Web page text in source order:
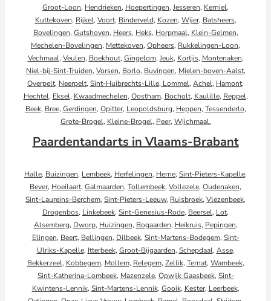
Groot-Loon, Hendrieken, Hoepertingen, Jesseren, Kerniel,
Kuttekoven, Rijkel, Voort, Binderveld, Kozen, Wijer, Batsheers,
Bovelingen, Gutshoven, Heers, Heks, Horpmaal, Klein-Gelmen,
Mechelen-Bovelingen, Mettekoven, Opheers, Rukkelingen-Loon,
Vechmaal, Veulen, Boekhout, Gingelom, Jeuk, Kortijs, Montenaken,
Niel-bij-Sint-Truiden, Vorsen, Borlo, Buvingen, Mielen-boven-Aalst,
Overpelt, Neerpelt, Sint-Huibrechts-Lille, Lommel, Achel, Hamont,
Hechtel, Eksel, Kwaadmechelen, Oostham, Bocholt, Kaulille, Reppel,
Beek, Bree, Gerdingen, Opitter, Leopoldsburg, Heppen, Tessenderlo,
Grote-Brogel, Kleine-Brogel, Peer, Wijchmaal.
Paardentandarts in Vlaams-Brabant
Halle, Buizingen, Lembeek, Herfelingen, Herne, Sint-Pieters-Kapelle,
Bever, Hoeilaart, Galmaarden, Tollembeek, Vollezele, Oudenaken,
Sint-Laureins-Berchem, Sint-Pieters-Leeuw, Ruisbroek, Vlezenbeek,
Drogenbos, Linkebeek, Sint-Genesius-Rode, Beersel, Lot,
Alsemberg, Dworp, Huizingen, Bogaarden, Heikruis, Pepingen,
Elingen, Beert, Bellingen, Dilbeek, Sint-Martens-Bodegem, Sint-
Ulriks-Kapelle, Itterbeek, Groot-Bijgaarden, Schepdaal, Asse,
Bekkerzeel, Kobbegem, Mollem, Relegem, Zellik, Ternat, Wambeek,
Sint-Katherina-Lombeek, Mazenzele, OpwijkGaasbeek, Sint-
Kwintens-Lennik, Sint-Martens-Lennik, Gooik, Kester, Leerbeek,